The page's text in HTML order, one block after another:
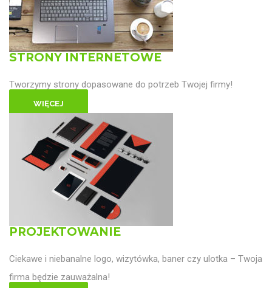
STRONY INTERNETOWE
Tworzymy strony dopasowane do potrzeb Twojej firmy!
WIĘCEJ
PROJEKTOWANIE
Ciekawe i niebanalne logo, wizytówka, baner czy ulotka – Twoja
firma będzie zauważalna!